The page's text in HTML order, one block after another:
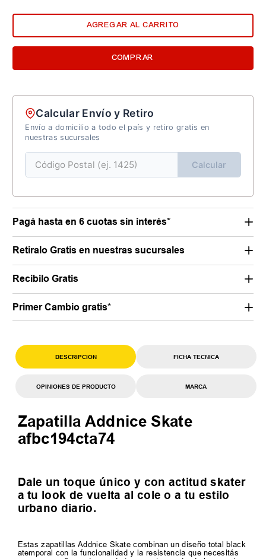
AGREGAR AL CARRITO
COMPRAR
Calcular Envío y Retiro
Envío a domicilio a todo el país y retiro gratis en
nuestras sucursales
Calcular
Pagá hasta en 6 cuotas sin interés*
Retiralo Gratis en nuestras sucursales
Recibilo Gratis
Primer Cambio gratis*
DESCRIPCION FICHA TECNICA
OPINIONES DE PRODUCTO MARCA
Zapatilla Addnice Skate
afbc194cta74
Dale un toque único y con actitud skater
a tu look de vuelta al cole o a tu estilo
urbano diario.
Estas zapatillas Addnice Skate combinan un diseño total black
atemporal con la funcionalidad y la resistencia que necesitás